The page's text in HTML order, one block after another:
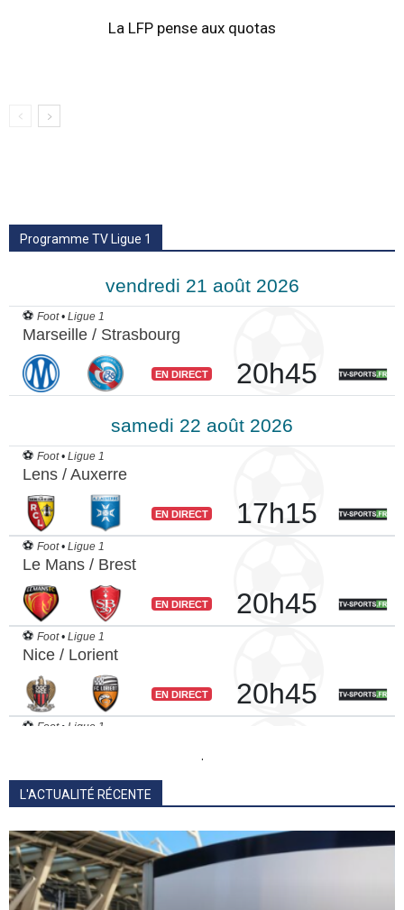
La LFP pense aux quotas
Programme TV Ligue 1
.
L'ACTUALITÉ RÉCENTE